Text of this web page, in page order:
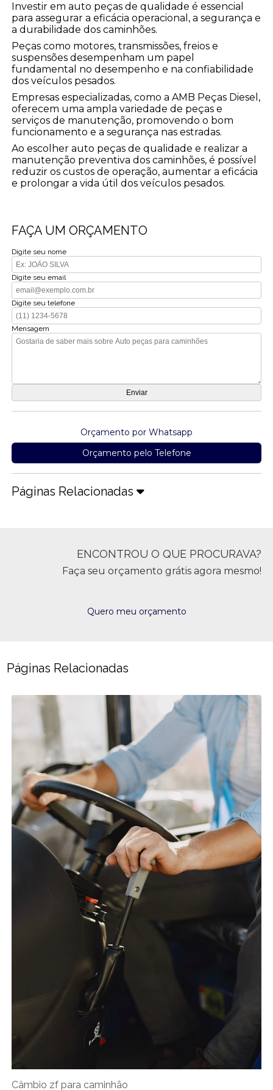
Investir em auto peças de qualidade é essencial
para assegurar a eficácia operacional, a segurança e
a durabilidade dos caminhões.
Peças como motores, transmissões, freios e
suspensões desempenham um papel
fundamental no desempenho e na confiabilidade
dos veículos pesados.
Empresas especializadas, como a AMB Peças Diesel,
oferecem uma ampla variedade de peças e
serviços de manutenção, promovendo o bom
funcionamento e a segurança nas estradas.
Ao escolher auto peças de qualidade e realizar a
manutenção preventiva dos caminhões, é possível
reduzir os custos de operação, aumentar a eficácia
e prolongar a vida útil dos veículos pesados.
FAÇA UM ORÇAMENTO
Digite seu nome
Digite seu email
Digite seu telefone
Mensagem
Orçamento por Whatsapp
Orçamento pelo Telefone
Páginas Relacionadas
ENCONTROU O QUE PROCURAVA?
Faça seu orçamento grátis agora mesmo!
Quero meu orçamento
Páginas Relacionadas
Câmbio zf para caminhão